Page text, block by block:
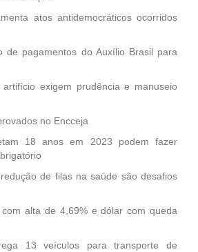
atos antidemocráticos ocorridos
de pagamentos do Auxílio Brasil para
exigem prudência e manuseio
no Encceja
18 anos em 2023 podem fazer
de filas na saúde são desafios
alta de 4,69% e dólar com queda
13 veículos para transporte de